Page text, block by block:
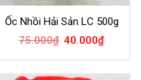
Ốc Nhồi Hải Sản LC 500g
75.000₫ 40.000₫